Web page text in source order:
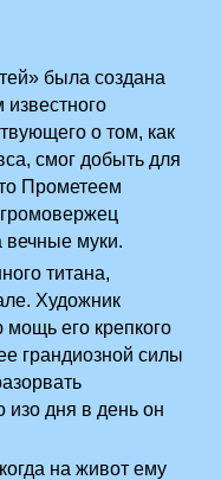
была создана
о том, как
смог добыть для
Прометеем
вечные муки.
титана,
Художник
мощь его крепкого
грандиозной силы
дня в день он
на живот ему